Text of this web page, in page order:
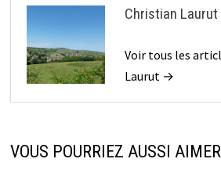
Christian Laurut
Voir tous les
Laurut →
VOUS POURRIEZ AUSSI AIMER